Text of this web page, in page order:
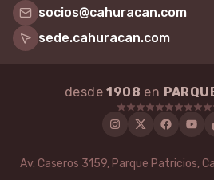
socios@cahuracan.com
sede.cahuracan.com
desde1908 en
Instagram
Twitter
Av. Caseros 3159, Parque Patricios,